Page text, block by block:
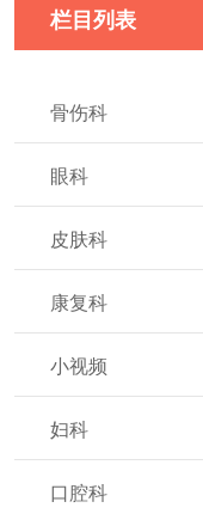
栏目列表
骨伤科
眼科
皮肤科
康复科
小视频
妇科
口腔科